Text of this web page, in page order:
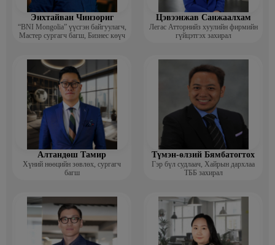
Энхтайван Чинзориг
“BNI Mongolia” үүсгэн байгуулагч,
Мастер сургагч багш, Бизнес көүч
Цэвээнжав Санжаалхам
Легас Атторнийз хуулийн фирмийн
гүйцэтгэх захирал
Алтандөш Тамир
Хүний нөөцийн зөвлөх, сургагч
багш
Түмэн-өлзий Бямбатогтох
Гэр бүл судлаач, Хайрын дархлаа
ТББ захирал